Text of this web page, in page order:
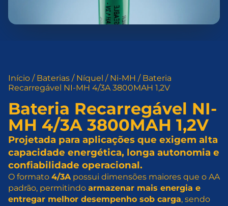
Início / Baterias / Níquel / Ni-MH / Bateria
Recarregável NI-MH 4/3A 3800MAH 1,2V
Bateria Recarregável NI-
MH 4/3A 3800MAH 1,2V
Projetada para aplicações que exigem alta
capacidade energética, longa autonomia e
confiabilidade operacional.
O formato 4/3Apossui dimensões maiores que o AA
padrão, permitindo armazenar mais energia e
entregar melhor desempenho sob carga, sendo